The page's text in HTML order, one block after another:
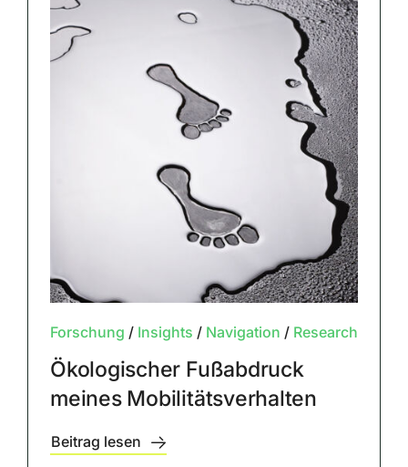
Forschung / Insights / Navigation / Research
Ökologischer Fußabdruck
meines Mobilitätsverhalten
Beitrag lesen